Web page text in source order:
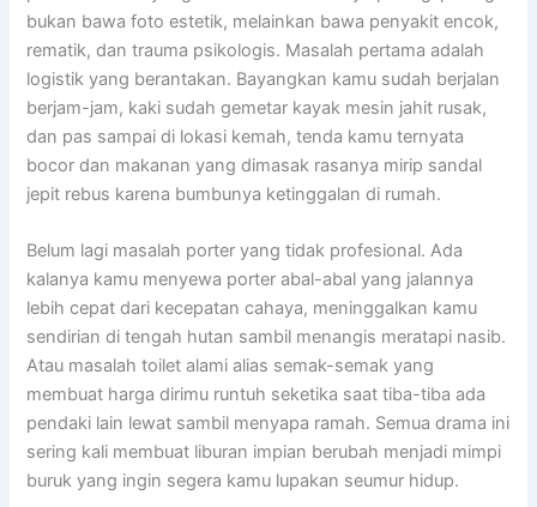
bukan bawa foto estetik, melainkan bawa penyakit encok,
rematik, dan trauma psikologis. Masalah pertama adalah
logistik yang berantakan. Bayangkan kamu sudah berjalan
berjam-jam, kaki sudah gemetar kayak mesin jahit rusak,
dan pas sampai di lokasi kemah, tenda kamu ternyata
bocor dan makanan yang dimasak rasanya mirip sandal
jepit rebus karena bumbunya ketinggalan di rumah.
Belum lagi masalah porter yang tidak profesional. Ada
kalanya kamu menyewa porter abal-abal yang jalannya
lebih cepat dari kecepatan cahaya, meninggalkan kamu
sendirian di tengah hutan sambil menangis meratapi nasib.
Atau masalah toilet alami alias semak-semak yang
membuat harga dirimu runtuh seketika saat tiba-tiba ada
pendaki lain lewat sambil menyapa ramah. Semua drama ini
sering kali membuat liburan impian berubah menjadi mimpi
buruk yang ingin segera kamu lupakan seumur hidup.